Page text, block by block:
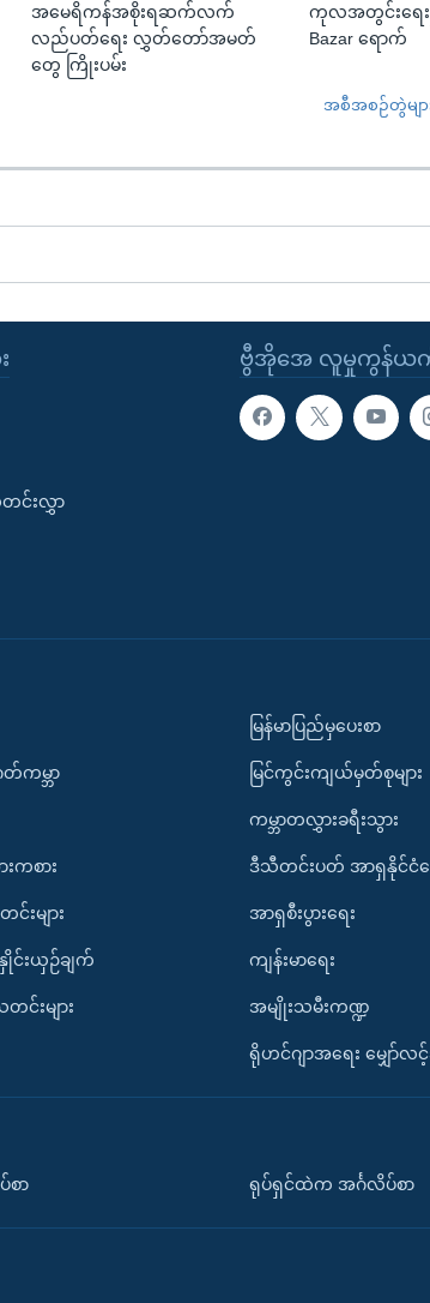
အမေရိကန်အစိုးရဆက်လက်
လည်ပတ်ရေး လွှတ်တော်အမတ်
တွေ ကြိုးပမ်း
ကုလအတွင်းရေးမှူ
Bazar ရောက်
အစီအစဉ်တွဲမျာ
ဗွီအိုအေ လူမှုကွန်ယက်
င်းလွှာ
ကမ္ဘာ
ကစား
းများ
နှိုင်းယှဉ်ချက်
တင်းများ
မြန်မာပြည်မှပေးစာ
မြင်ကွင်းကျယ်မှတ်စုများ
ကမ္ဘာတလွှားခရီးသွား
ဒီသီတင်းပတ် အာရှနိုင်ငံရ
အာရှစီးပွားရေး
ကျန်းမာရေး
အမျိုးသမီးကဏ္ဍ
ရိုဟင်ဂျာအရေး မျှော်လ
စာ ရုပ်ရှင်ထဲက အင်္ဂလိပ်စာ